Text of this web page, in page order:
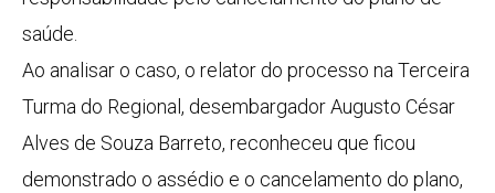
saúde.
Ao analisar o caso, o relator do processo na Terceira
Turma do Regional, desembargador Augusto César
Alves de Souza Barreto, reconheceu que ficou
demonstrado o assédio e o cancelamento do plano,